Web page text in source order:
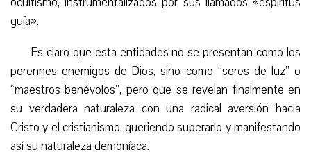
guía».
Es claro que esta entidades no se presentan como los
perennes enemigos de Dios, sino como “seres de luz” o
“maestros benévolos”, pero que se revelan finalmente en
su verdadera naturaleza con una radical aversión hacia
Cristo y el cristianismo, queriendo superarlo y manifestando
así su naturaleza demoníaca.